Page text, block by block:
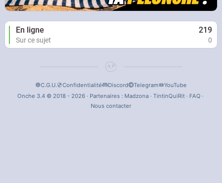
En ligne 219
Sur ce sujet 0
C.G.U. Confidentialité Discord Telegram
YouTube
Onche 3.4 © 2018 - 2026 · Partenaires : Madzona· TintinQuiRit· FAQ ·
Nous contacter